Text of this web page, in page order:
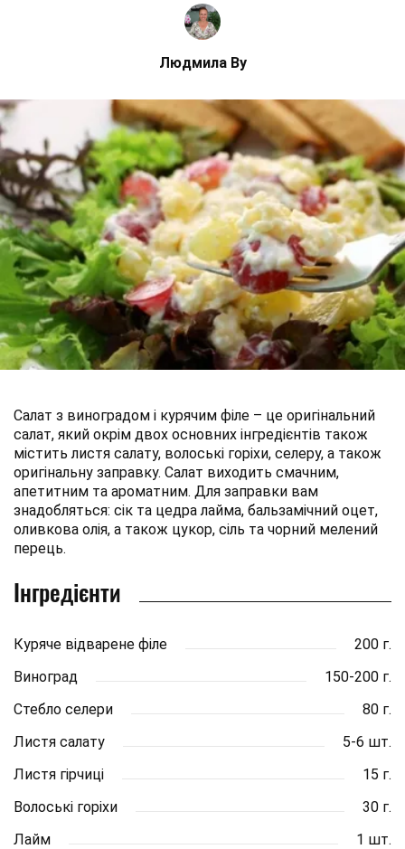
Людмила Ву
Салат з виноградом і курячим філе – це оригінальний
салат, який окрім двох основних інгредієнтів також
містить листя салату, волоські горіхи, селеру, а також
оригінальну заправку. Салат виходить смачним,
апетитним та ароматним. Для заправки вам
знадобляться: сік та цедра лайма, бальзамічний оцет,
оливкова олія, а також цукор, сіль та чорний мелений
перець.
Інгредієнти
Куряче відварене філе
200 г.
Виноград
150-200 г.
Стебло селери
80 г.
Листя салату
5-6 шт.
Листя гірчиці
15 г.
Волоські горіхи
30 г.
Лайм
1 шт.